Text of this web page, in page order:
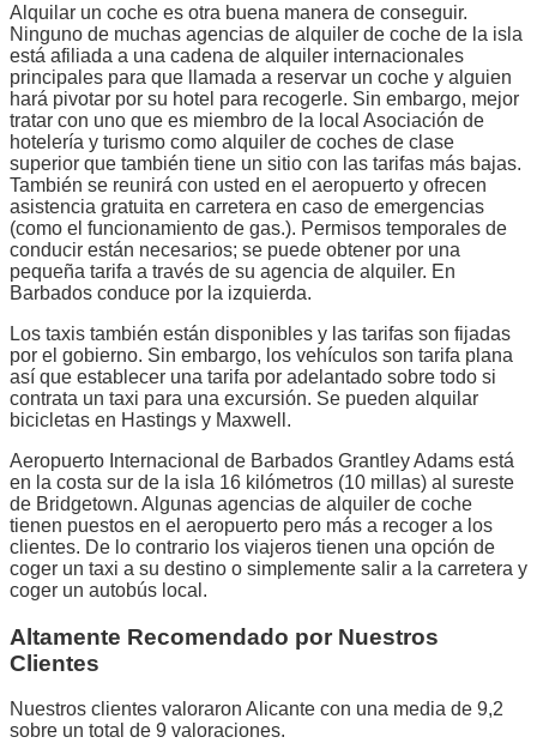
Alquilar un coche es otra buena manera de conseguir.
Ninguno de muchas agencias de alquiler de coche de la isla
está afiliada a una cadena de alquiler internacionales
principales para que llamada a reservar un coche y alguien
hará pivotar por su hotel para recogerle. Sin embargo, mejor
tratar con uno que es miembro de la local Asociación de
hotelería y turismo como alquiler de coches de clase
superior que también tiene un sitio con las tarifas más bajas.
También se reunirá con usted en el aeropuerto y ofrecen
asistencia gratuita en carretera en caso de emergencias
(como el funcionamiento de gas.). Permisos temporales de
conducir están necesarios; se puede obtener por una
pequeña tarifa a través de su agencia de alquiler. En
Barbados conduce por la izquierda.
Los taxis también están disponibles y las tarifas son fijadas
por el gobierno. Sin embargo, los vehículos son tarifa plana
así que establecer una tarifa por adelantado sobre todo si
contrata un taxi para una excursión. Se pueden alquilar
bicicletas en Hastings y Maxwell.
Aeropuerto Internacional de Barbados Grantley Adams está
en la costa sur de la isla 16 kilómetros (10 millas) al sureste
de Bridgetown. Algunas agencias de alquiler de coche
tienen puestos en el aeropuerto pero más a recoger a los
clientes. De lo contrario los viajeros tienen una opción de
coger un taxi a su destino o simplemente salir a la carretera y
coger un autobús local.
Altamente Recomendado por Nuestros
Clientes
Nuestros clientes valoraron Alicante con una media de 9,2
sobre un total de 9 valoraciones.